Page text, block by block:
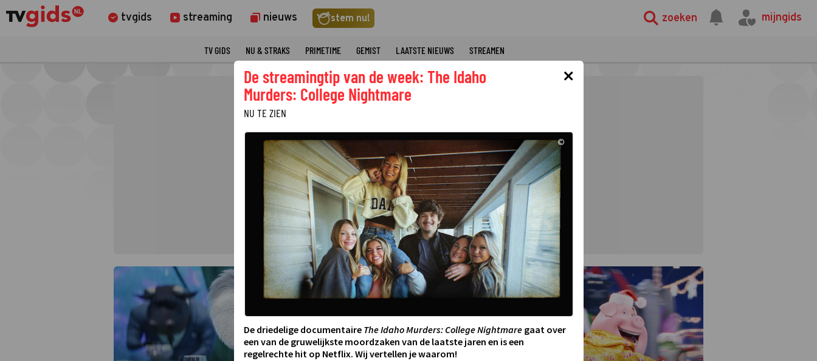
tvgids streaming nieuws stem nu! zoeken mijngids
TV GIDS NU & STRAKS PRIMETIME GEMIST LAATSTE NIEUWS STREAMEN
×
De streamingtip van de week: The Idaho
Murders: College Nightmare
NU TE ZIEN
©
De driedelige documentaire The Idaho Murders: College Nightmaregaat over
een van de gruwelijkste moordzaken van de laatste jaren en is een
regelrechte hit op Netflix. Wij vertellen je waarom!